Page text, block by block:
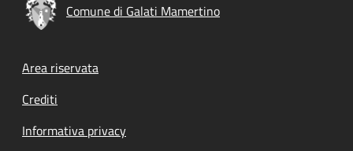
Comune di Galati Mamertino
Footer menu
Area riservata
Crediti
Informativa privacy